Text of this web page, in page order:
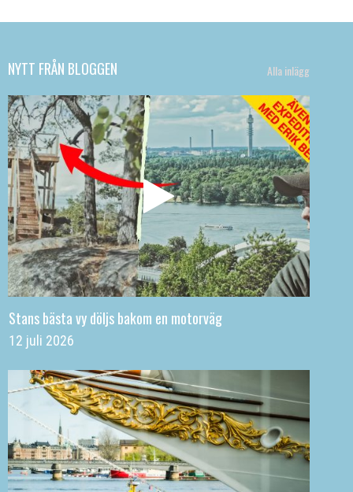
NYTT FRÅN BLOGGEN Alla inlägg
Stans bästa vy döljs bakom en motorväg
12 juli 2026